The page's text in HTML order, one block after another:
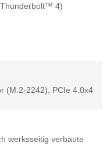
4)
(M.2-2242), PCIe 4.0x4
werksseitig verbaute